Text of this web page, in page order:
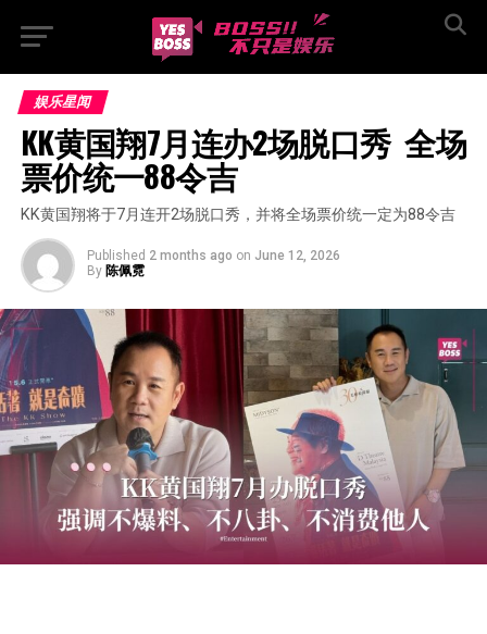
娱乐星闻
KK黄国翔7月连办2场脱口秀  全场
票价统一88令吉
KK黄国翔将于7月连开2场脱口秀，并将全场票价统一定为88令吉
Published 2 months ago on June 12, 2026
By 陈佩霓